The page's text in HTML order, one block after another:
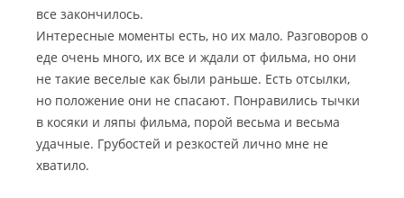
все закончилось.
Интересные моменты есть, но их мало. Разговоров о
еде очень много, их все и ждали от фильма, но они
не такие веселые как были раньше. Есть отсылки,
но положение они не спасают. Понравились тычки
в косяки и ляпы фильма, порой весьма и весьма
удачные. Грубостей и резкостей лично мне не
хватило.